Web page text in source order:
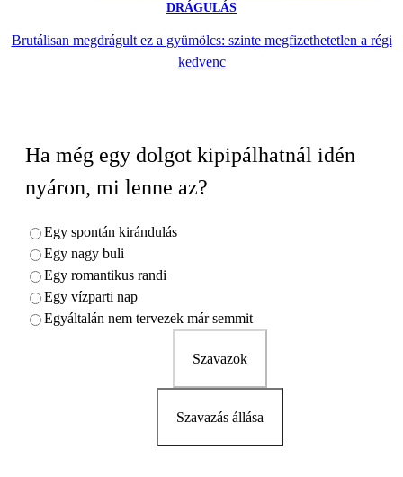
DRÁGULÁS
Brutálisan megdrágult ez a gyümölcs: szinte megfizethetetlen a régi
kedvenc
Ha még egy dolgot kipipálhatnál idén
nyáron, mi lenne az?
Egy spontán kirándulás
Egy nagy buli
Egy romantikus randi
Egy vízparti nap
Egyáltalán nem tervezek már semmit
Szavazok
Szavazás állása